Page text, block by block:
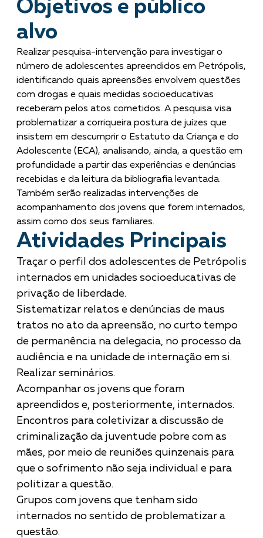
Objetivos e público
alvo
Realizar pesquisa-intervenção para investigar o
número de adolescentes apreendidos em Petrópolis,
identificando quais apreensões envolvem questões
com drogas e quais medidas socioeducativas
receberam pelos atos cometidos. A pesquisa visa
problematizar a corriqueira postura de juízes que
insistem em descumprir o Estatuto da Criança e do
Adolescente (ECA), analisando, ainda, a questão em
profundidade a partir das experiências e denúncias
recebidas e da leitura da bibliografia levantada.
Também serão realizadas intervenções de
acompanhamento dos jovens que forem internados,
assim como dos seus familiares.
Atividades Principais
Traçar o perfil dos adolescentes de Petrópolis
internados em unidades socioeducativas de
privação de liberdade.
Sistematizar relatos e denúncias de maus
tratos no ato da apreensão, no curto tempo
de permanência na delegacia, no processo da
audiência e na unidade de internação em si.
Realizar seminários.
Acompanhar os jovens que foram
apreendidos e, posteriormente, internados.
Encontros para coletivizar a discussão de
criminalização da juventude pobre com as
mães, por meio de reuniões quinzenais para
que o sofrimento não seja individual e para
politizar a questão.
Grupos com jovens que tenham sido
internados no sentido de problematizar a
questão.